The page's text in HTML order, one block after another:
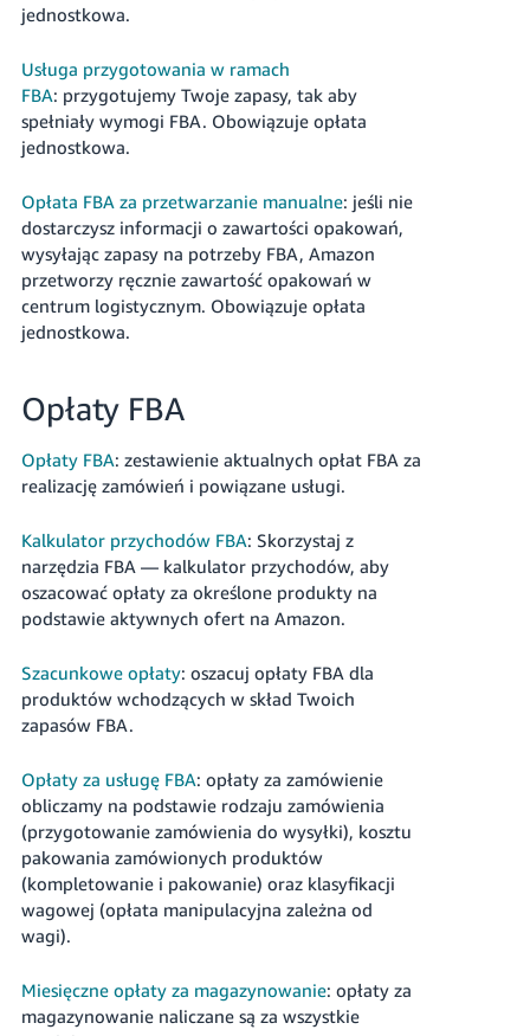
jednostkowa.
Usługa przygotowania w ramach
FBA: przygotujemy Twoje zapasy, tak aby
spełniały wymogi FBA. Obowiązuje opłata
jednostkowa.
Opłata FBA za przetwarzanie manualne: jeśli nie
dostarczysz informacji o zawartości opakowań,
wysyłając zapasy na potrzeby FBA, Amazon
przetworzy ręcznie zawartość opakowań w
centrum logistycznym. Obowiązuje opłata
jednostkowa.
Opłaty FBA
Opłaty FBA: zestawienie aktualnych opłat FBA za
realizację zamówień i powiązane usługi.
Kalkulator przychodów FBA: Skorzystaj z
narzędzia FBA — kalkulator przychodów, aby
oszacować opłaty za określone produkty na
podstawie aktywnych ofert na Amazon.
Szacunkowe opłaty: oszacuj opłaty FBA dla
produktów wchodzących w skład Twoich
zapasów FBA.
Opłaty za usługę FBA: opłaty za zamówienie
obliczamy na podstawie rodzaju zamówienia
(przygotowanie zamówienia do wysyłki), kosztu
pakowania zamówionych produktów
(kompletowanie i pakowanie) oraz klasyfikacji
wagowej (opłata manipulacyjna zależna od
wagi).
Miesięczne opłaty za magazynowanie: opłaty za
magazynowanie naliczane są za wszystkie